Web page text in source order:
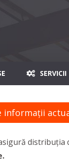
SERVICII
informaţii
distribuția